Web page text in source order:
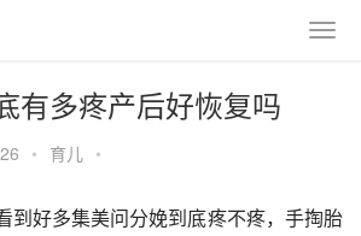
有多疼产后好恢复吗
• 育儿 •
到好多集美问分娩到底疼不疼，手掏胎